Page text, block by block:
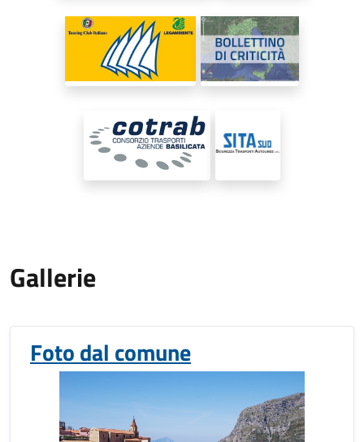
Gallerie
Foto dal comune